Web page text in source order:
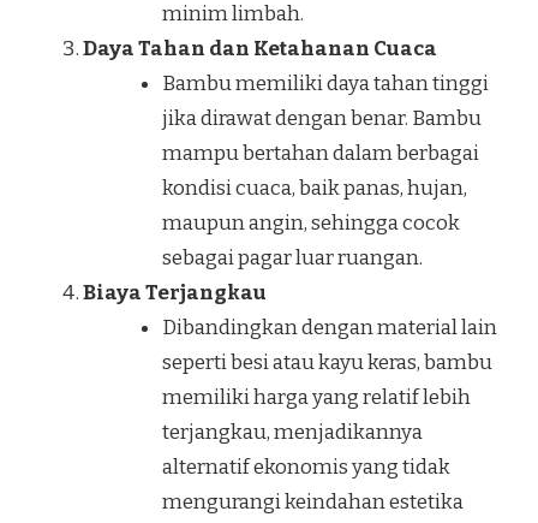
minim limbah.
Daya Tahan dan Ketahanan Cuaca
Bambu memiliki daya tahan tinggi
jika dirawat dengan benar. Bambu
mampu bertahan dalam berbagai
kondisi cuaca, baik panas, hujan,
maupun angin, sehingga cocok
sebagai pagar luar ruangan.
Biaya Terjangkau
Dibandingkan dengan material lain
seperti besi atau kayu keras, bambu
memiliki harga yang relatif lebih
terjangkau, menjadikannya
alternatif ekonomis yang tidak
mengurangi keindahan estetika